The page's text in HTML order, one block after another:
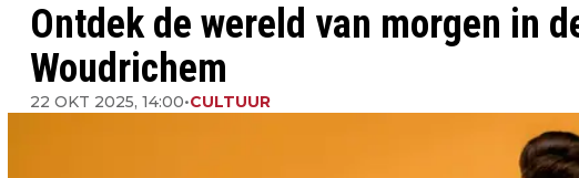
Ontdek de wereld van morgen in
Woudrichem
22 OKT 2025, 14:00•CULTUUR